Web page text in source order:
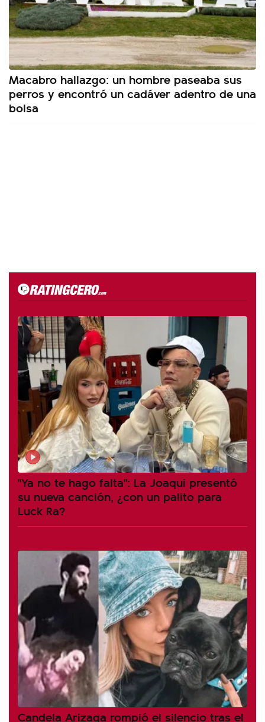
Macabro hallazgo: un hombre paseaba sus
perros y encontró un cadáver adentro de una
bolsa
"Ya no te hago falta": La Joaqui presentó
su nueva canción, ¿con un palito para
Luck Ra?
Candela Arizaga rompió el silencio tras el